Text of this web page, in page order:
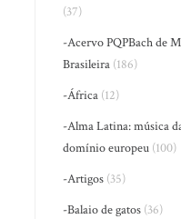
(37)
-Acervo PQPBach de
Brasileira (186)
-África (12)
-Alma Latina: música
domínio europeu (100)
-Artigos (35)
-Balaio de gatos (36)